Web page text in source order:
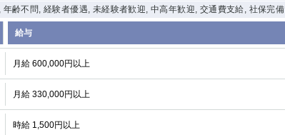
齢不問, 経験者優遇, 未経験者歓迎, 中高年歓迎, 交通費支給, 社保完備
給与
月給 600,000円以上
月給 330,000円以上
時給 1,500円以上
岩 幡ヶ谷
祖師ヶ谷大蔵
溝の口
本厚木
武蔵小杉
・馬車道・
出町
武蔵新城 元住吉